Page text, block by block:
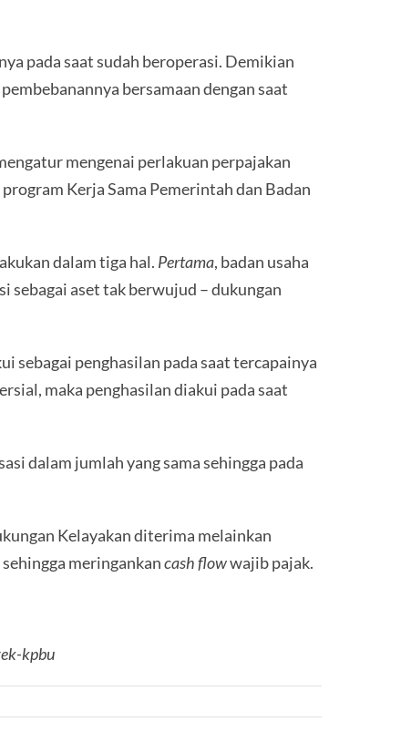
pada saat sudah beroperasi. Demikian
bersamaan dengan saat
mengenai perlakuan perpajakan
Kerja Sama Pemerintah dan Badan
dalam tiga hal. Pertama, badan usaha
sebagai aset tak berwujud – dukungan
sebagai penghasilan pada saat tercapainya
maka penghasilan diakui pada saat
dalam jumlah yang sama sehingga pada
Kelayakan diterima melainkan
meringankancash flowwajib pajak.
kpbu